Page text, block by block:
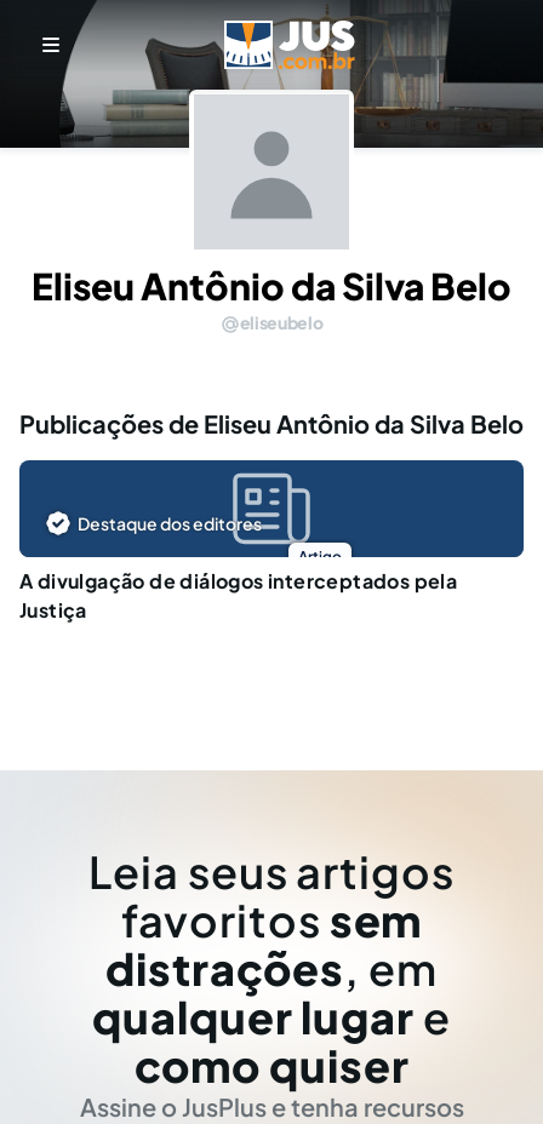
Eliseu Antônio da Silva Belo
eliseubelo
Publicações de Eliseu Antônio da Silva Belo
Artigo
Destaque dos editores
A divulgação de diálogos interceptados pela
Justiça
Leia seus artigos
favoritos sem
distrações, em
qualquer lugar e
como quiser
Assine o JusPlus e tenha recursos